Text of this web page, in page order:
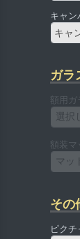
キャン
キャ
ガラ
額用ガ
選択
額装マ
マッ
その
ピクチ